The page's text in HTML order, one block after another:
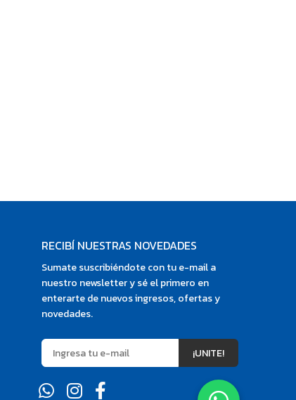
RECIBÍ NUESTRAS NOVEDADES
Sumate suscribiéndote con tu e-mail a
nuestro newsletter y sé el primero en
enterarte de nuevos ingresos, ofertas y
novedades.
¡UNITE!